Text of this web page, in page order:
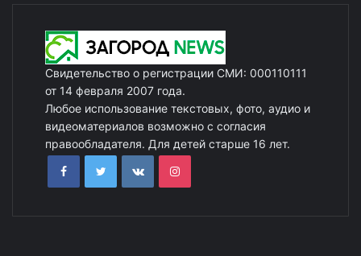
Свидетельство о регистрации СМИ: 000110111
от 14 февраля 2007 года.
Любое использование текстовых, фото, аудио и
видеоматериалов возможно с согласия
правообладателя. Для детей старше 16 лет.